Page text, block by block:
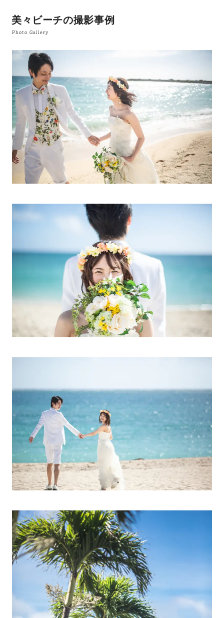
美々ビーチの撮影事例
Photo Gallery